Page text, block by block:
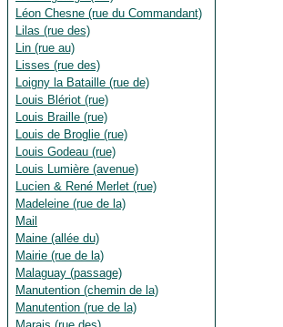
Léon Chesne (rue du Commandant)
Lilas (rue des)
Lin (rue au)
Lisses (rue des)
Loigny la Bataille (rue de)
Louis Blériot (rue)
Louis Braille (rue)
Louis de Broglie (rue)
Louis Godeau (rue)
Louis Lumière (avenue)
Lucien & René Merlet (rue)
Madeleine (rue de la)
Mail
Maine (allée du)
Mairie (rue de la)
Malaguay (passage)
Manutention (chemin de la)
Manutention (rue de la)